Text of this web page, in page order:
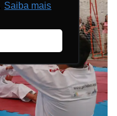
Saiba mais